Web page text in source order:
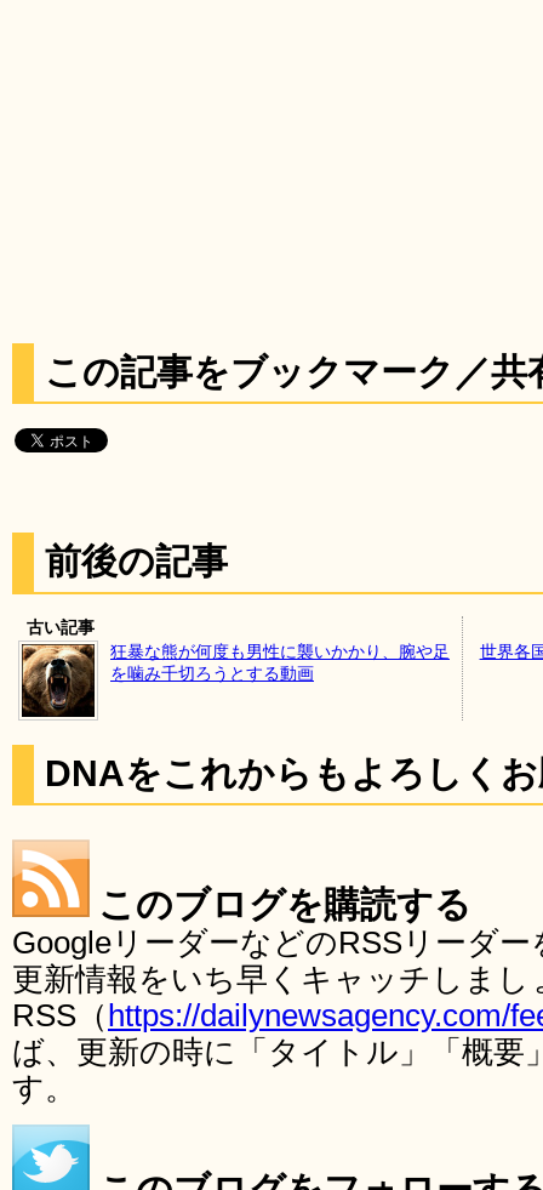
この記事をブックマーク／共
前後の記事
古い記事
狂暴な熊が何度も男性に襲いかかり、腕や足
を噛み千切ろうとする動画
世界各
DNAをこれからもよろしく
このブログを購読する
GoogleリーダーなどのRSSリーダ
更新情報をいち早くキャッチしま
RSS（ https://dailynewsagency.com/
ば、更新の時に「タイトル」「概要
す。